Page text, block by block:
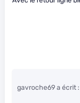
gavroche69 a écrit :